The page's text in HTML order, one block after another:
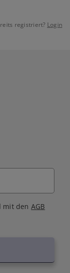
registriert? Login
mit den AGB